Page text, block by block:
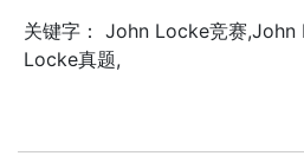
关键字： John Locke竞赛
Locke真题,